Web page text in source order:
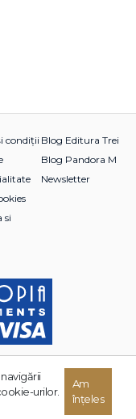
condiții
si
Blog Editura Trei
Blog Pandora M
Newsletter
rezervate.
urilor.
Am
înțeles